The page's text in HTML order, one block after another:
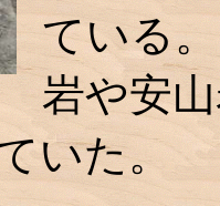
ている
岩や安
いた。